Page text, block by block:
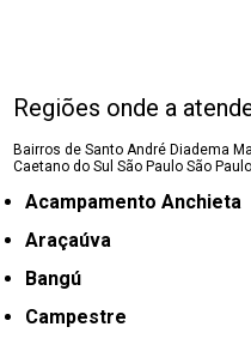
Regiões onde a
Bairros de Santo André Diadema
Caetano do SulSão Paulo São Paulo
Acampamento Anchieta
Araçaúva
Bangú
Campestre